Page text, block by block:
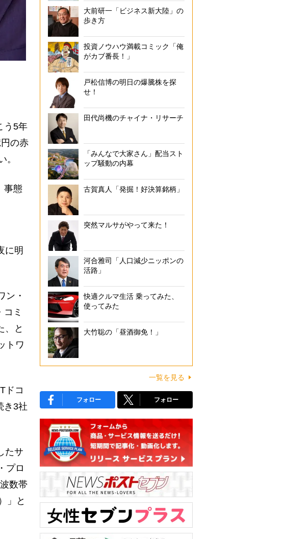
う5年
の赤
。
事態
に明
ン・
ミ
、と
トワ
ドコ
き3社
たサ
プロ
数帯
」と
大前研一「ビジネス新大陸」の
歩き方
投資ノウハウ満載コミック「俺
がカブ番長！」
戸松信博の明日の爆騰株を探
せ！
田代尚機のチャイナ・リサーチ
「みんなで大家さん」配当スト
ップ騒動の内幕
古賀真人「発掘！好決算銘柄」
突然マルサがやって来た！
河合雅司「人口減少ニッポンの
活路」
快適クルマ生活 乗ってみた、
使ってみた
大竹聡の「昼酒御免！」
一覧を見る
フォロー フォロー